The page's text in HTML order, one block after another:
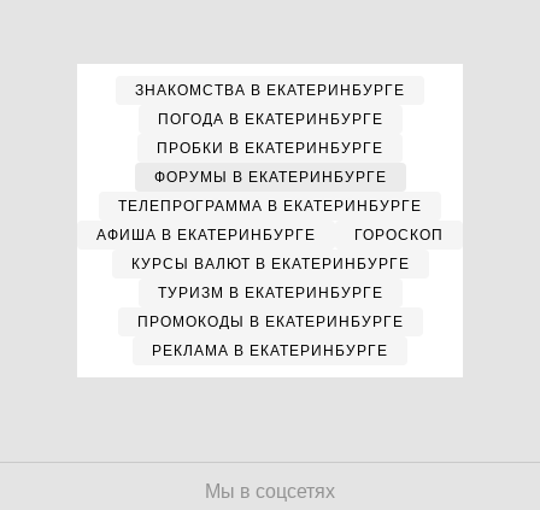
ЗНАКОМСТВА В ЕКАТЕРИНБУРГЕ
ПОГОДА В ЕКАТЕРИНБУРГЕ
ПРОБКИ В ЕКАТЕРИНБУРГЕ
ФОРУМЫ В ЕКАТЕРИНБУРГЕ
ТЕЛЕПРОГРАММА В ЕКАТЕРИНБУРГЕ
АФИША В ЕКАТЕРИНБУРГЕ
ГОРОСКОП
КУРСЫ ВАЛЮТ В ЕКАТЕРИНБУРГЕ
ТУРИЗМ В ЕКАТЕРИНБУРГЕ
ПРОМОКОДЫ В ЕКАТЕРИНБУРГЕ
РЕКЛАМА В ЕКАТЕРИНБУРГЕ
Мы в соцсетях